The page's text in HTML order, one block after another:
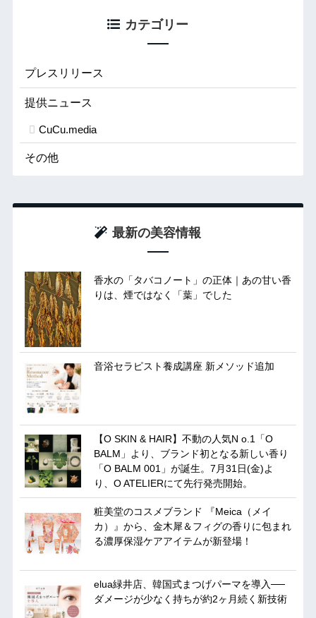
カテゴリー
プレスリリース
提供ニュース
CuCu.media
その他
最新の美容情報
香水の「タバコノート」の正体｜あの甘い香
りは、煙ではなく「葉」でした
音浴セラピスト養成講座 新メソッド追加
【O SKIN & HAIR】不動の人気N o.1「O
BALM」より、ブランド初となる新しい香り
「O BALM 001」が誕生。7月31日(金)よ
り、O ATELIERにて先行発売開始。
粧美堂のコスメブランド 『Meica（メイ
カ）』から、金木犀＆フィグの香りに包まれ
る濃厚保湿ケアアイテムが新登場！
elua緑井店、韓国式まつげパーマを導入──
ダメージが少なく持ちが約2ヶ月続く新技術